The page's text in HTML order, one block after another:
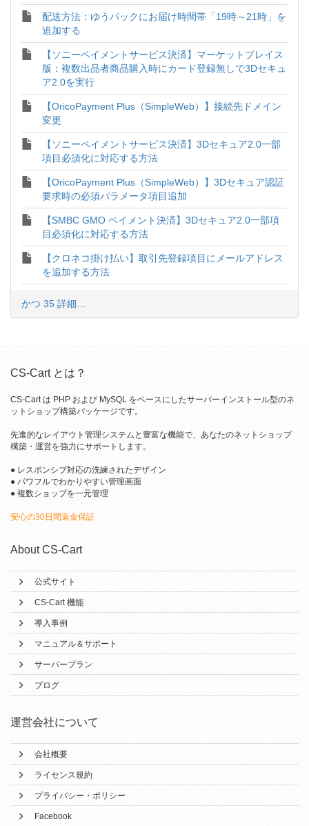
配送方法：ゆうパックにお届け時間帯「19時～21時」を
追加する
【ソニーペイメントサービス決済】マーケットプレイス
版：複数出品者商品購入時にカード登録無しで3Dセキュ
ア2.0を実行
【OricoPayment Plus（SimpleWeb）】接続先ドメイン
変更
【ソニーペイメントサービス決済】3Dセキュア2.0一部
項目必須化に対応する方法
【OricoPayment Plus（SimpleWeb）】3Dセキュア認証
要求時の必須パラメータ項目追加
【SMBC GMO ペイメント決済】3Dセキュア2.0一部項
目必須化に対応する方法
【クロネコ掛け払い】取引先登録項目にメールアドレス
を追加する方法
かつ 35 詳細…
CS-Cart とは？
CS-Cart は PHP および MySQL をベースにしたサーバーインストール型のネ
ットショップ構築パッケージです。
先進的なレイアウト管理システムと豊富な機能で、あなたのネットショップ
構築・運営を強力にサポートします。
● レスポンシブ対応の洗練されたデザイン
● パワフルでわかりやすい管理画面
● 複数ショップを一元管理
安心の30日間返金保証
About CS-Cart
公式サイト
CS-Cart 機能
導入事例
マニュアル＆サポート
サーバープラン
ブログ
運営会社について
会社概要
ライセンス規約
プライバシー・ポリシー
Facebook